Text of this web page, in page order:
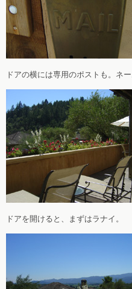
ドアの横には専用のポストも。
ドアを開けると、まずはラナイ